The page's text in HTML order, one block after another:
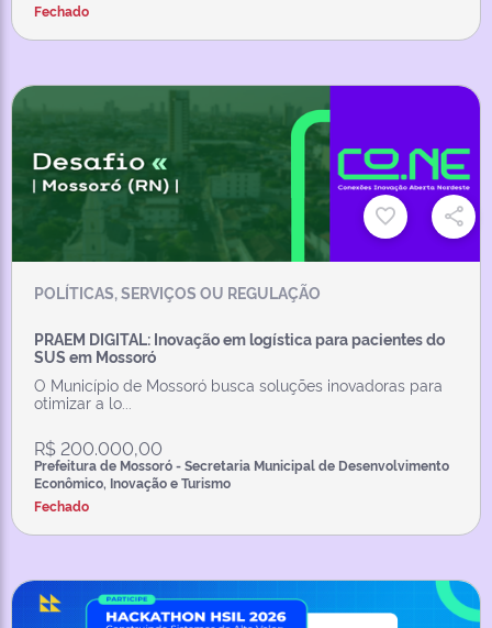
Fechado
POLÍTICAS, SERVIÇOS OU REGULAÇÃO
PRAEM DIGITAL: Inovação em logística para pacientes do
SUS em Mossoró
O Município de Mossoró busca soluções inovadoras para
otimizar a lo...
R$ 200.000,00
Prefeitura de Mossoró - Secretaria Municipal de Desenvolvimento
Econômico, Inovação e Turismo
Fechado